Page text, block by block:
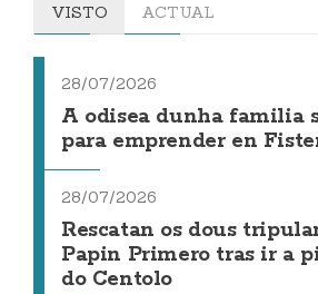
VISTO ACTUAL
28/07/2026
A odisea dunha familia
para emprender en
28/07/2026
Rescatan os dous
Papin Primero tras ir a
do Centolo